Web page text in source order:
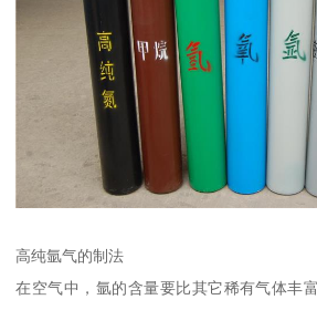
高纯氩气的制法
在空气中，氩的含量要比其它稀有气体丰